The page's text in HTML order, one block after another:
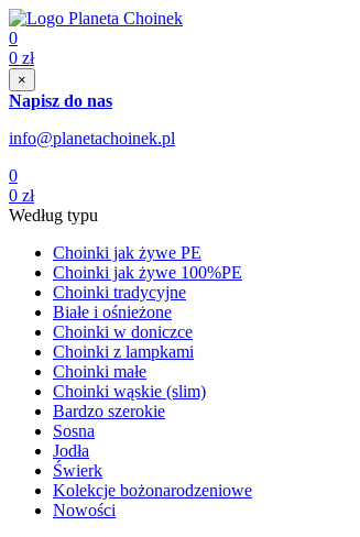
0
0 zł
×
Napisz do nas
info@planetachoinek.pl
0
0 zł
Według typu
Choinki jak żywe PE
Choinki jak żywe 100%PE
Choinki tradycyjne
Białe i ośnieżone
Choinki w doniczce
Choinki z lampkami
Choinki małe
Choinki wąskie (slim)
Bardzo szerokie
Sosna
Jodła
Świerk
Kolekcje bożonarodzeniowe
Nowości